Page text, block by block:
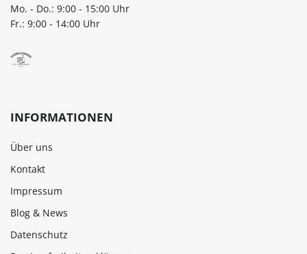
Mo. - Do.: 9:00 - 15:00 Uhr
Fr.: 9:00 - 14:00 Uhr
INFORMATIONEN
Über uns
Kontakt
Impressum
Blog & News
Datenschutz